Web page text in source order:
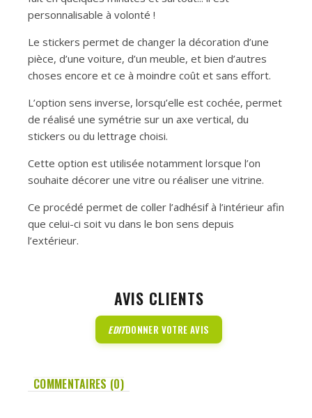
personnalisable à volonté !
Le stickers permet de changer la décoration d’une
pièce, d’une voiture, d’un meuble, et bien d’autres
choses encore et ce à moindre coût et sans effort.
L’option sens inverse, lorsqu’elle est cochée, permet
de réalisé une symétrie sur un axe vertical, du
stickers ou du lettrage choisi.
Cette option est utilisée notamment lorsque l’on
souhaite décorer une vitre ou réaliser une vitrine.
Ce procédé permet de coller l’adhésif à l’intérieur afin
que celui-ci soit vu dans le bon sens depuis
l’extérieur.
AVIS CLIENTS
EDITDONNER VOTRE AVIS
COMMENTAIRES (0)